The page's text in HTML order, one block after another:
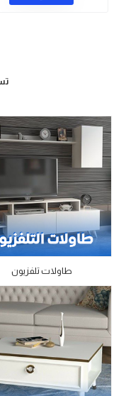
طاولات تلفزيون